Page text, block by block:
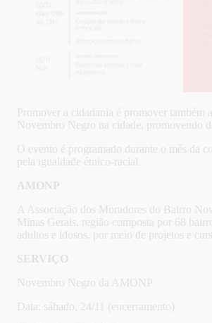
Promover a cidadania é promover
Novembro Negro na cidade, promovendo
O evento é programado durante o mês da
pela igualdade étnico-racial.
AMONP
A Associação dos Moradores do Bairro
Minas Gerais, região composta por 68
adultos e idosos, por meio de projetos e
SERVIÇO
Novembro Negro da AMONP
Data: sábado, 24/11 (encerramento)